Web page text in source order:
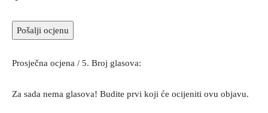
Pošalji ocjenu
Prosječna ocjena / 5. Broj glasova:
Za sada nema glasova! Budite prvi koji će ocijeniti ovu objavu.